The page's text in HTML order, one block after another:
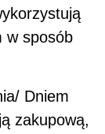
w sposób
Dniem
zakupową,